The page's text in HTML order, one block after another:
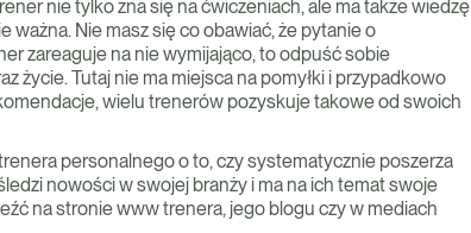
nie tylko zna się na ćwiczeniach, ale ma także wiedzę
Nie masz się co obawiać, że pytanie o
zareaguje na nie wymijająco, to odpuść sobie
życie. Tutaj nie ma miejsca na pomyłki i przypadkowo
wielu trenerów pozyskuje takowe od swoich
personalnego o to, czy systematycznie poszerza
nowości w swojej branży i ma na ich temat swoje
na stronie www trenera, jego blogu czy w mediach